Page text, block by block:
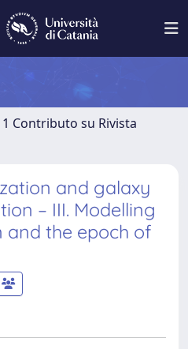
1 Contributo su Rivista
and galaxy
– III. Modelling
the epoch of